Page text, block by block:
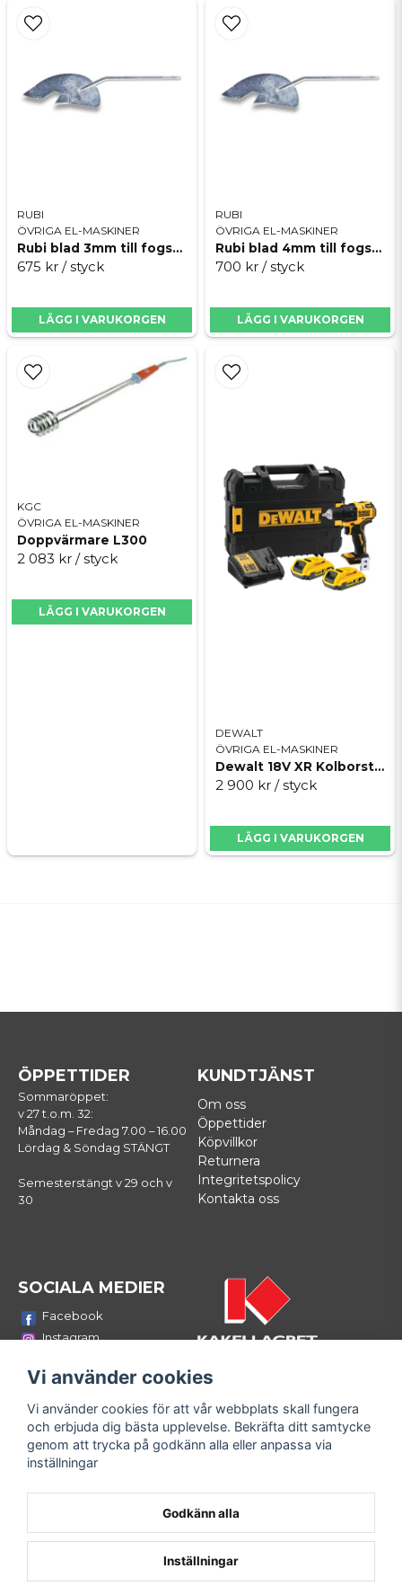
RUBI
ÖVRIGA EL-MASKINER
Rubi blad 3mm till fogskrapa proffs
675 kr / styck
LÄGG I VARUKORGEN
RUBI
ÖVRIGA EL-MASKINER
Rubi blad 4mm till fogskrapa proffs
700 kr / styck
LÄGG I VARUKORGEN
KGC
ÖVRIGA EL-MASKINER
Doppvärmare L300
2 083 kr / styck
LÄGG I VARUKORGEN
DEWALT
ÖVRIGA EL-MASKINER
Dewalt 18V XR Kolborstfri skruvdragare - 2 x 2AH
2 900 kr / styck
LÄGG I VARUKORGEN
ÖPPETTIDER
Sommaröppet:
v 27 t.o.m. 32:
Måndag – Fredag 7.00 – 16.00
Lördag & Söndag STÄNGT
Semesterstängt v 29 och v
30
KUNDTJÄNST
Om oss
Öppettider
Köpvillkor
Returnera
Integritetspolicy
Kontakta oss
SOCIALA MEDIER
Facebook
Instagram
LinkedIn
Bli medlem i vårt nyhetsbrev
email
Mejladress
Fyll i din e-mailadress och ta del av våra nyheter och
Vi använder cookies
Vi använder cookies för att vår webbplats skall fungera
och erbjuda dig bästa upplevelse. Bekräfta ditt samtycke
genom att trycka på godkänn alla eller anpassa via
inställningar
Godkänn alla
Inställningar